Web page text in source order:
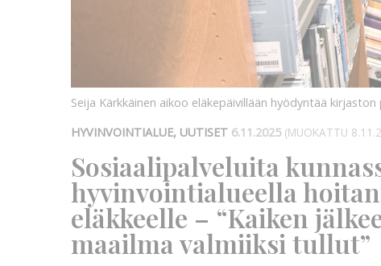
Seija Kärkkäinen aikoo eläkepäivillään hyödyntää kirjaston
HYVINVOINTIALUE, UUTISET 6.11.2025 (MUOKATTU
Sosiaalipalveluita
hyvinvointialueella
eläkkeelle – “Kaiken
maailma valmiiksi tullut”